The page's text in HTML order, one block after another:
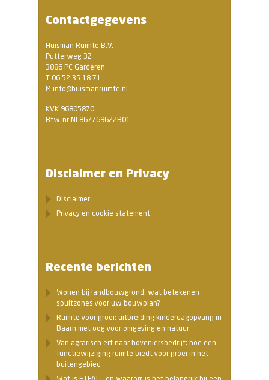
Contactgegevens
Huisman Ruimte B.V.
Putterweg 32
3886 PC Garderen
T 06 52 35 18 71
M info@huismanruimte.nl
KVK 96805870
Btw-nr NL867769622B01
Disclaimer en Privacy
Disclaimer
Privacy en cookie statement
Recente berichten
Wonen bij landbouwgrond: wat betekenen
spuitzones voor uw bouwplan?
Ruimte voor groei: uitbreiding kinderdagopvang in
Baarn met oog voor omgeving en natuur
Van agrarisch erf naar hoveniersbedrijf: hoe een
functiewijziging ruimte biedt voor groei in het
buitengebied